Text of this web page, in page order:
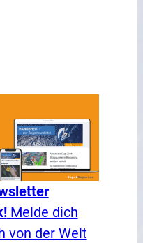
Melde dich
von der Welt